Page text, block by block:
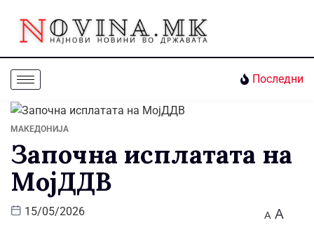
Последни
МАКЕДОНИЈА
Започна исплатата на
МојДДВ
15/05/2026 A A